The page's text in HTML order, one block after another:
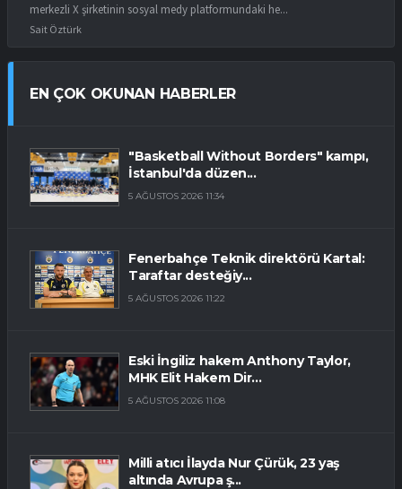
merkezli X şirketinin sosyal medy platformundaki he...
Sait Öztürk
EN ÇOK OKUNAN HABERLER
"Basketball Without Borders" kampı,
İstanbul'da düzen...
5 AĞUSTOS 2026 11:34
Fenerbahçe Teknik direktörü Kartal:
Taraftar desteğiy...
5 AĞUSTOS 2026 11:22
Eski İngiliz hakem Anthony Taylor,
MHK Elit Hakem Dir...
5 AĞUSTOS 2026 11:08
Milli atıcı İlayda Nur Çürük, 23 yaş
altında Avrupa ş...